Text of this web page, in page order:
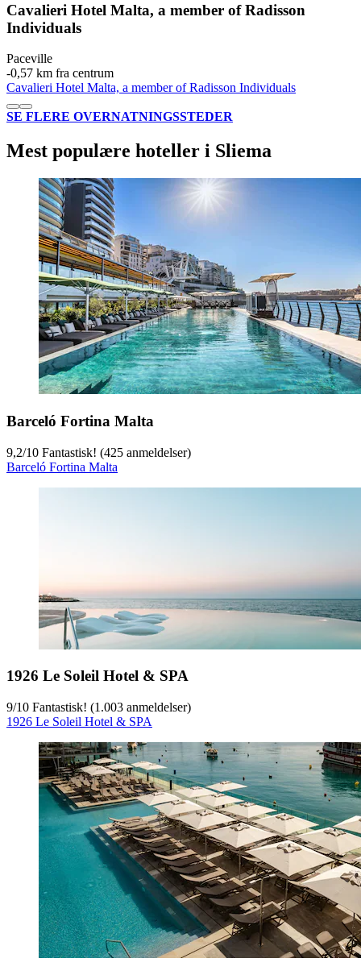
Cavalieri Hotel Malta, a member of Radisson
Individuals
Paceville
‐0,57 km fra centrum
Cavalieri Hotel Malta, a member of Radisson Individuals
SE FLERE OVERNATNINGSSTEDER
Mest populære hoteller i Sliema
Barceló Fortina Malta
9,2/10 Fantastisk! (425 anmeldelser)
Barceló Fortina Malta
1926 Le Soleil Hotel & SPA
9/10 Fantastisk! (1.003 anmeldelser)
1926 Le Soleil Hotel & SPA